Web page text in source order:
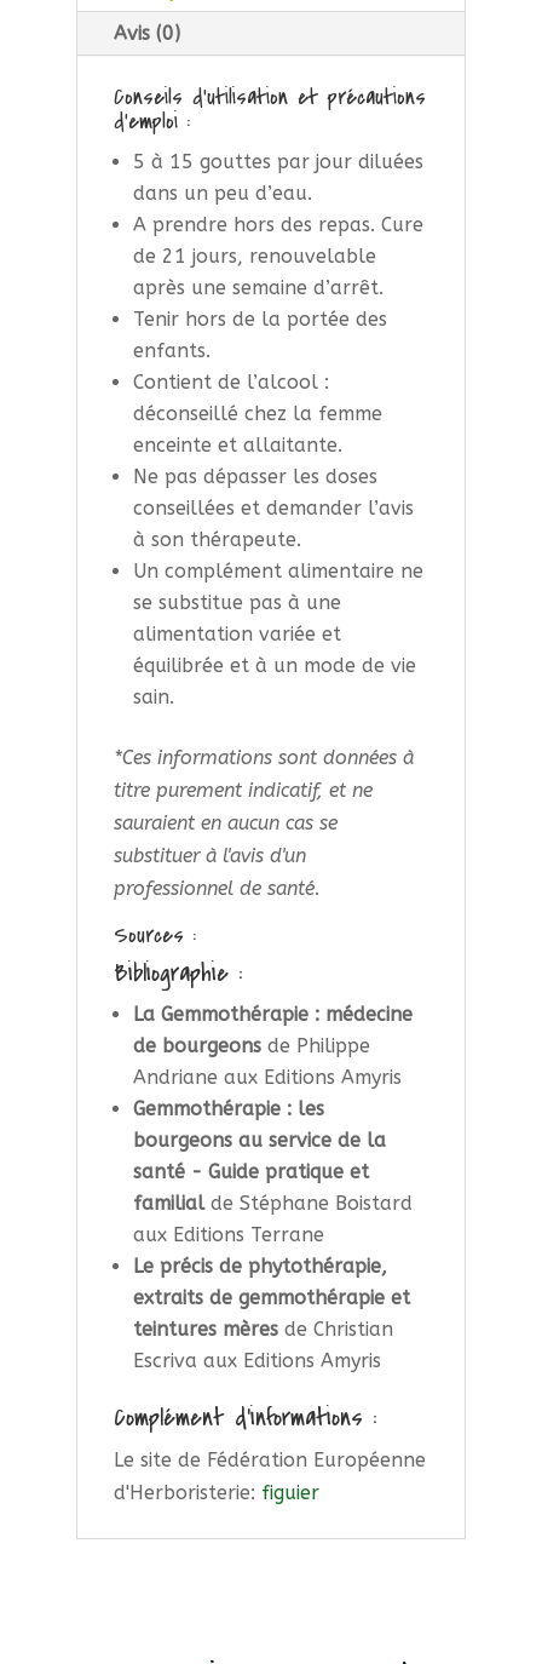
Avis (0)
Conseils d’utilisation et précautions
d’emploi :
5 à 15 gouttes par jour diluées
dans un peu d’eau.
A prendre hors des repas. Cure
de 21 jours, renouvelable
après une semaine d’arrêt.
Tenir hors de la portée des
enfants.
Contient de l’alcool :
déconseillé chez la femme
enceinte et allaitante.
Ne pas dépasser les doses
conseillées et demander l’avis
à son thérapeute.
Un complément alimentaire ne
se substitue pas à une
alimentation variée et
équilibrée et à un mode de vie
sain.
*Ces informations sont données à
titre purement indicatif, et ne
sauraient en aucun cas se
substituer à l'avis d'un
professionnel de santé.
Sources :
Bibliographie :
La Gemmothérapie : médecine
de bourgeonsde Philippe
Andriane aux Editions Amyris
Gemmothérapie : les
bourgeons au service de la
santé - Guide pratique et
familialde Stéphane Boistard
aux Editions Terrane
Le précis de phytothérapie,
extraits de gemmothérapie et
teintures mèresde Christian
Escriva aux Editions Amyris
Complément d'informations :
Le site de Fédération Européenne
d'Herboristerie: figuier